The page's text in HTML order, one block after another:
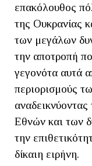
επακόλουθος
της Ουκρανίας
των μεγάλων
την αποτροπή
γεγονότα αυτά
περιορισμούς
Εθνών και των
την
δίκαιη ειρήνη.